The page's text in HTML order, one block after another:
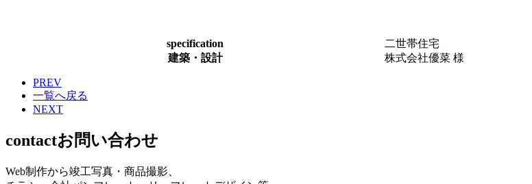
specification
二世帯住宅
建築・設計
株式会社優菜 様
PREV
一覧へ戻る
NEXT
contactお問い合わせ
Web制作から竣工写真・商品撮影、